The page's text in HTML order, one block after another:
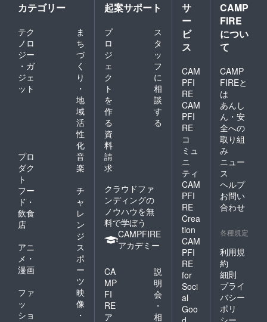
カテゴリー
テク
ノロ
ジー
・ガ
ジェ
ット
ま
ち
づ
く
り
・
地
域
活
性
化
プロ
ダク
ト
音
楽
フー
ド・
飲食
店
チ
ャ
レ
ン
ジ
アニ
メ・
漫画
ス
ポ
ー
ツ
ファ
ッ
ショ
映
像
・
起案サポート
プ
ロ
ジ
ェ
ク
ト
を
作
る
ス
タ
ッ
フ
に
相
談
す
る
資
料
請
求
クラウドファ
ンディングの
ノウハウを無
料で学ぼう
CAMPFIRE
アカデミー
CA
MP
FI
RE
ア
説
明
会
・
相
サ
ー
ビ
ス
CAM
PFI
RE
CAM
PFI
RE
コ
ミュ
ニ
ティ
CAM
PFI
RE
Crea
tion
CAM
PFI
RE
for
Soci
al
Goo
CAMP
FIRE
につい
て
CAMP
FIREと
は
あんし
ん・安
全への
取り組
み
ニュー
ス
ヘルプ
お問い
合わせ
各種規定
利用規
約
細則
プライ
バシー
ポリ